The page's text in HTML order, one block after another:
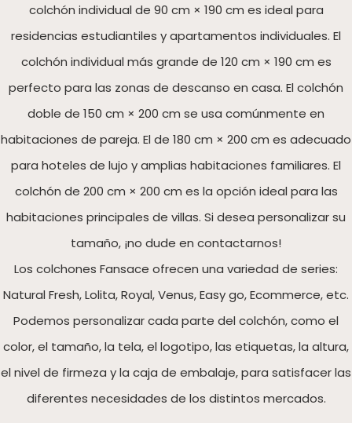
colchón individual de 90 cm × 190 cm es ideal para
residencias estudiantiles y apartamentos individuales. El
colchón individual más grande de 120 cm × 190 cm es
perfecto para las zonas de descanso en casa. El colchón
doble de 150 cm × 200 cm se usa comúnmente en
habitaciones de pareja. El de 180 cm × 200 cm es adecuado
para hoteles de lujo y amplias habitaciones familiares. El
colchón de 200 cm × 200 cm es la opción ideal para las
habitaciones principales de villas. Si desea personalizar su
tamaño, ¡no dude en contactarnos!
Los colchones Fansace ofrecen una variedad de series:
Natural Fresh, Lolita, Royal, Venus, Easy go, Ecommerce, etc.
Podemos personalizar cada parte del colchón, como el
color, el tamaño, la tela, el logotipo, las etiquetas, la altura,
el nivel de firmeza y la caja de embalaje, para satisfacer las
diferentes necesidades de los distintos mercados.